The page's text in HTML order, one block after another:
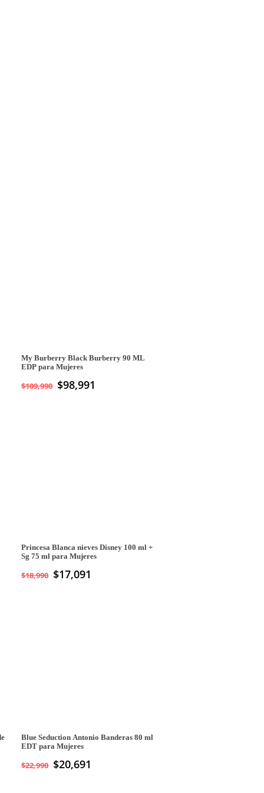
My Burberry Black Burberry 90 ML
EDP para Mujeres
$109,990 $98,991
Princesa Blanca nieves Disney 100 ml +
Sg 75 ml para Mujeres
$18,990 $17,091
Blue Seduction Antonio Banderas 80 ml
EDT para Mujeres
$22,990 $20,691